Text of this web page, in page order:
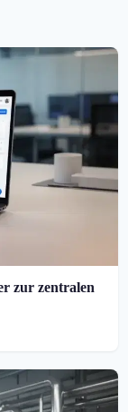
zur zentralen